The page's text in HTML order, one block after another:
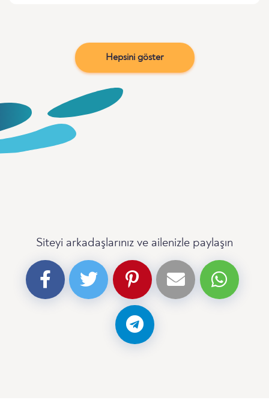
Hepsini göster
Siteyi arkadaşlarınız ve ailenizle paylaşın